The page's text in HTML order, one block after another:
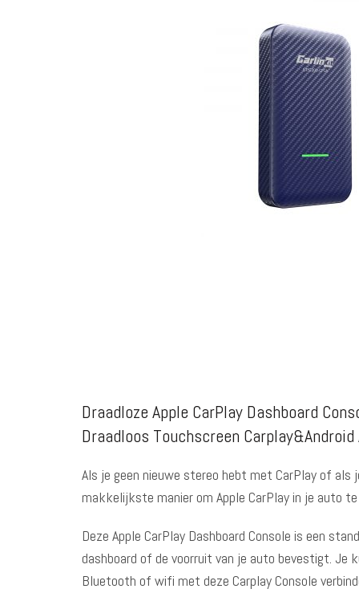
Draadloze Apple CarPlay Dashboard
Draadloos Touchscreen
Als je geen nieuwe stereo hebt met CarPlay of als
makkelijkste manier om Apple CarPlay in je auto
Deze Apple CarPlay Dashboard Console is een
dashboard of de voorruit van je auto bevestigt. Je
Bluetooth of wifi met deze Carplay Console